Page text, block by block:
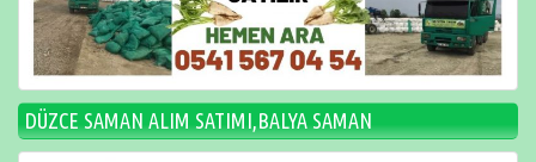
DÜZCE SAMAN ALIM SATIMI,BALYA SAMAN